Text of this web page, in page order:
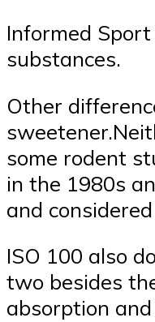
Informed
substances.
Other
some rodent
in the 1980s
and
ISO 100 also
two besides
absorption